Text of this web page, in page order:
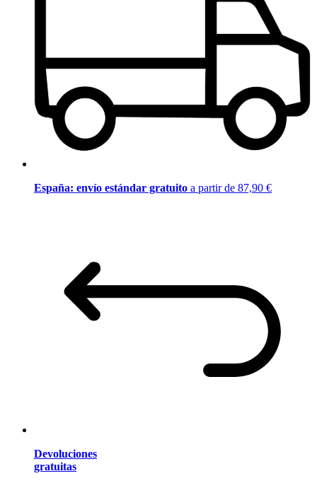
España: envío estándar gratuito a partir de 87,90 €
Devoluciones
gratuitas